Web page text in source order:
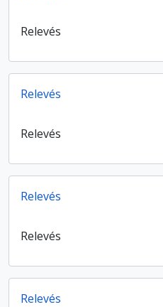
Relevés
Relevés
Relevés
Relevés
Relevés
Relevés